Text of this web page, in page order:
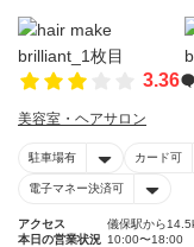
3.36
美容室・ヘアサロン
駐車場有 カード可
電子マネー決済可
アクセス
儀保駅から
本日の営業状況 10:00〜18:00